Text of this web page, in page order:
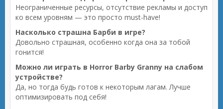
Неограниченные ресурсы, отсутствие рекламы и доступ
ко всем уровням — это просто must-have!
Насколько страшна Барби в игре?
Довольно страшная, особенно когда она за тобой
гонится!
Можно ли играть в Horror Barby Granny на слабом
устройстве?
Да, но тогда будь готов к некоторым лагам. Лучше
оптимизировать под себя!